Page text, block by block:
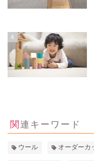
4
関連キーワード
ウール オーダーカ